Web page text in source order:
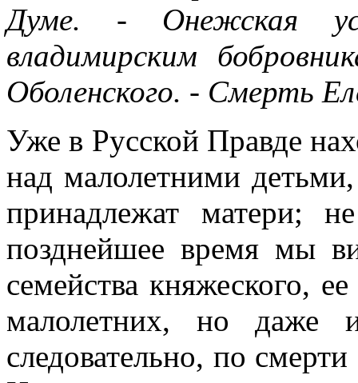
Думе. - Онежская
владимирским
Оболенского. - Смерть
Уже в Русской Правде
над малолетними
принадлежат матери;
позднейшее время мы
семейства княжеского,
малолетних, но даже
следовательно, по